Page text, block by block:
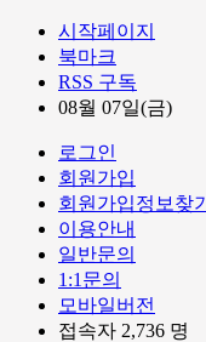
시작페이지
북마크
RSS 구독
08월 07일(금)
로그인
회원가입
회원가입정보찾기
이용안내
일반문의
1:1문의
모바일버전
접속자 2,736 명